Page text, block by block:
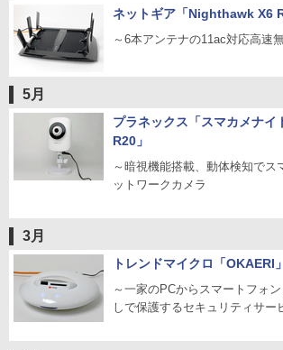
ネットギア「Nighthawk X6
～6本アンテナの11ac対応高速
5月
プラネックス「スマカメナイ
R20」
～暗視機能搭載、動体検知でス
ットワークカメラ
3月
トレンドマイクロ「OKAERI」
～一家のPCからスマートフォ
しで保護するセキュリティサー